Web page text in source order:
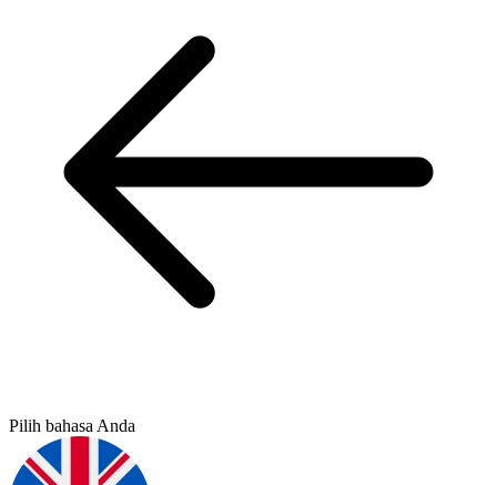
Pilih bahasa Anda